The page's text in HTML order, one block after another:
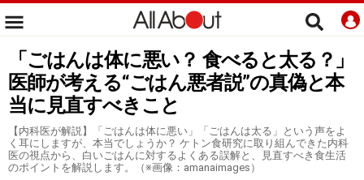
「ごはんは体に悪い？ 食べると太る？」
医師が考える“ごはん悪者説”の真偽と本
当に見直すべきこと
【内科医が解説】「ごはんは体に悪い」「ごはんは太る」という声をよ
く耳にしますが、本当でしょうか？ ケトン食研究に取り組んできた内科
医の視点から、白いごはんに対するよくある誤解と、見直すべき食生活
のポイントを解説します。（※画像：amanaimages）